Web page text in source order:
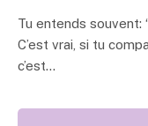
Tu entends souvent:
C’est vrai, si tu
c’est…